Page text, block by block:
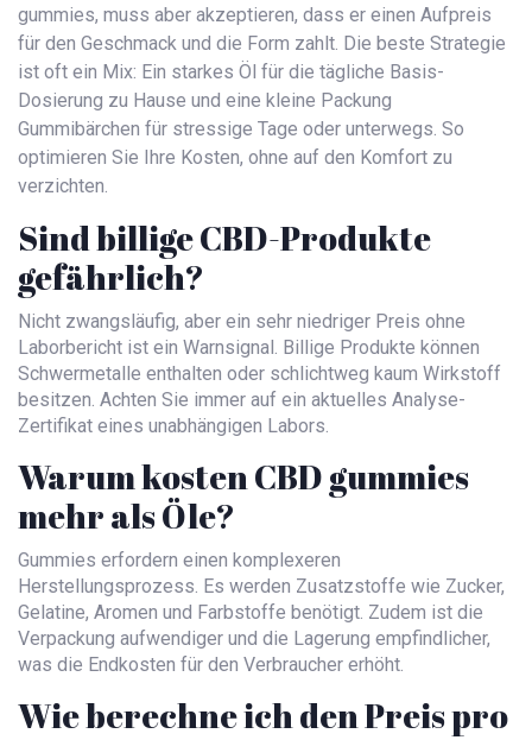
gummies, muss aber akzeptieren, dass er einen Aufpreis
für den Geschmack und die Form zahlt. Die beste Strategie
ist oft ein Mix: Ein starkes Öl für die tägliche Basis-
Dosierung zu Hause und eine kleine Packung
Gummibärchen für stressige Tage oder unterwegs. So
optimieren Sie Ihre Kosten, ohne auf den Komfort zu
verzichten.
Sind billige CBD-Produkte
gefährlich?
Nicht zwangsläufig, aber ein sehr niedriger Preis ohne
Laborbericht ist ein Warnsignal. Billige Produkte können
Schwermetalle enthalten oder schlichtweg kaum Wirkstoff
besitzen. Achten Sie immer auf ein aktuelles Analyse-
Zertifikat eines unabhängigen Labors.
Warum kosten CBD gummies
mehr als Öle?
Gummies erfordern einen komplexeren
Herstellungsprozess. Es werden Zusatzstoffe wie Zucker,
Gelatine, Aromen und Farbstoffe benötigt. Zudem ist die
Verpackung aufwendiger und die Lagerung empfindlicher,
was die Endkosten für den Verbraucher erhöht.
Wie berechne ich den Preis pro